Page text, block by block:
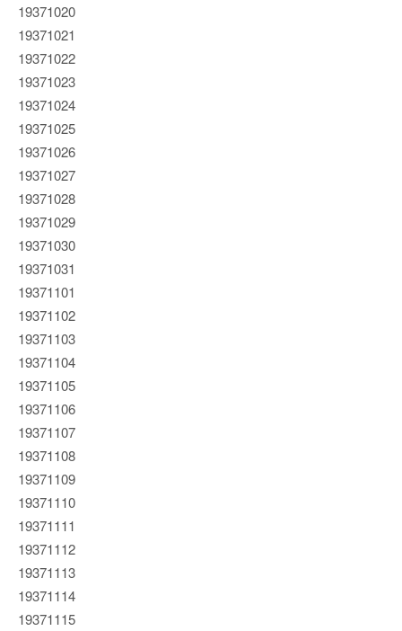
19371020
19371021
19371022
19371023
19371024
19371025
19371026
19371027
19371028
19371029
19371030
19371031
19371101
19371102
19371103
19371104
19371105
19371106
19371107
19371108
19371109
19371110
19371111
19371112
19371113
19371114
19371115